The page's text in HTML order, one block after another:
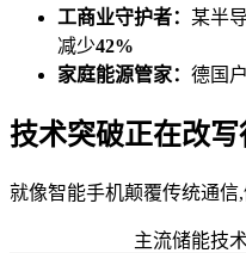
工商业守护者： 某半
减少42%
家庭能源管家： 德国
技术突破正在改写
就像智能手机颠覆传统通信
主流储能技